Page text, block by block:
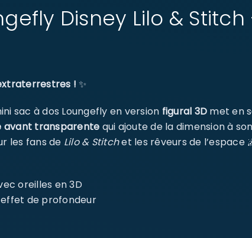
Disney Lilo &
! ✨
sac à dos Loungefly en version figural 3D met en
avant transparente qui ajoute de la dimension à
les fans de Lilo & Stitchet les rêveurs de l’espace
oreilles en 3D
de profondeur